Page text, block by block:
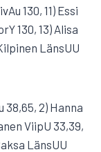
130, 11) Essi
130, 13) Alisa
LänsUU
38,65, 2) Hanna
ViipU 33,39,
LänsUU